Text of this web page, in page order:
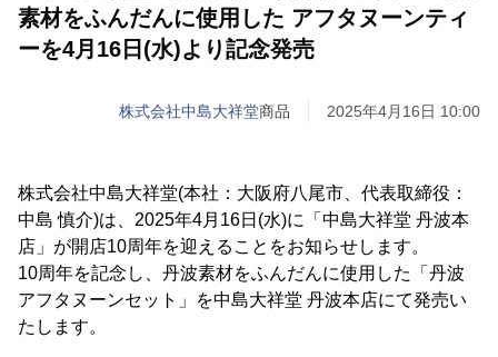
素材をふんだんに使用した アフタヌーンティ
ーを4月16日(水)より記念発売
株式会社中島大祥堂商品 2025年4月16日 10:00
株式会社中島大祥堂(本社：大阪府八尾市、代表取締役：
中島 慎介)は、2025年4月16日(水)に「中島大祥堂 丹波本
店」が開店10周年を迎えることをお知らせします。
10周年を記念し、丹波素材をふんだんに使用した「丹波
アフタヌーンセット」を中島大祥堂 丹波本店にて発売い
たします。